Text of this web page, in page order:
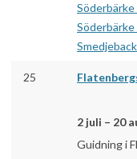
25
2 juli – 20
Guidning i